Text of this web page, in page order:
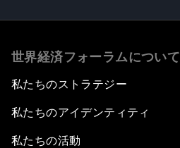
0
38
seconds
世界経済フォーラムについて
私たちのストラテジー
私たちのアイデンティティ
私たちの活動